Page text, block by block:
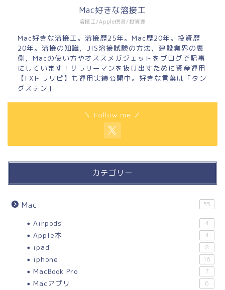
溶接工/Apple信者/投資家
Mac好きな溶接工
Mac好きな溶接工。溶接歴25年。Mac歴20年。投資歴
20年。溶接の知識，JIS溶接試験の方法，建設業界の裏
側，Macの使い方やオススメガジェットをブログで記事
にしています！サラリーマンを抜け出すために資産運用
【FXトラリピ】も運用実績公開中。好きな言葉は「タン
グステン」
＼ Follow me ／
カテゴリー
Mac 55
Airpods 4
Apple本 4
ipad 8
iphone 16
MacBook Pro 7
Macアプリ 6